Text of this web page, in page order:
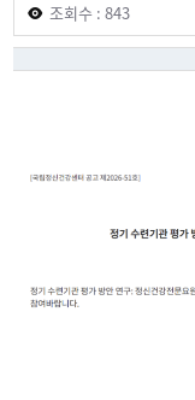
조회수 : 843